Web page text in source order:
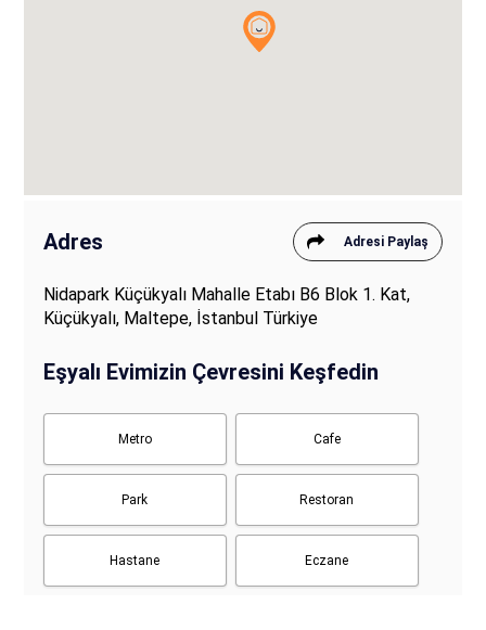
Adres Adresi Paylaş
Nidapark Küçükyalı Mahalle Etabı B6 Blok 1. Kat,
Küçükyalı, Maltepe, İstanbul Türkiye
Eşyalı Evimizin Çevresini Keşfedin
Metro Cafe
Park Restoran
Hastane Eczane